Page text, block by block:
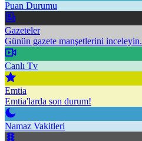
Puan Durumu
Gazeteler
Günün gazete manşetlerini inceleyin.
Canlı Tv
Emtia
Emtia'larda son durum!
Namaz Vakitleri